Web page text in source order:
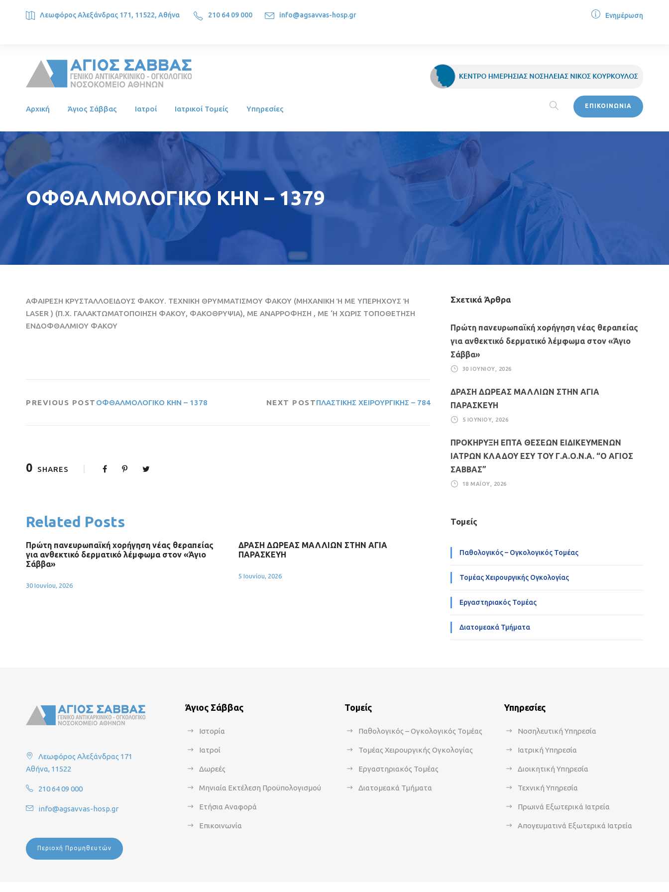
Λεωφόρος Αλεξάνδρας 171, 11522, Αθήνα 210 64 09 000 info@agsavvas-hosp.gr Ενημέρωση
Αρχική Άγιος Σάββας Ιατροί Ιατρικοί Τομείς Υπηρεσίες ΕΠΙΚΟΙΝΩΝΙΑ
ΟΦΘΑΛΜΟΛΟΓΙΚΟ ΚΗΝ – 1379
ΑΦΑΙΡΕΣΗ ΚΡΥΣΤΑΛΛΟΕΙΔΟΥΣ ΦΑΚΟΥ. ΤΕΧΝΙΚΗ ΘΡΥΜΜΑΤΙΣΜΟΥ ΦΑΚΟΥ (ΜΗΧΑΝΙΚΗ Ή ΜΕ ΥΠΕΡΗΧΟΥΣ Ή
LASER ) (Π.Χ. ΓΑΛΑΚΤΩΜΑΤΟΠΟΙΗΣΗ ΦΑΚΟΥ, ΦΑΚΟΘΡΥΨΙΑ), ΜΕ ΑΝΑΡΡΟΦΗΣΗ , ΜΕ ‘Η ΧΩΡΙΣ ΤΟΠΟΘΕΤΗΣΗ
ΕΝΔΟΦΘΑΛΜΙΟΥ ΦΑΚΟΥ
PREVIOUS POST ΟΦΘΑΛΜΟΛΟΓΙΚΟ ΚΗΝ – 1378 NEXT POSTΠΛΑΣΤΙΚΗΣ ΧΕΙΡΟΥΡΓΙΚΗΣ – 784
0 SHARES
Related Posts
Πρώτη πανευρωπαϊκή χορήγηση νέας θεραπείας
για ανθεκτικό δερματικό λέμφωμα στον «Άγιο
Σάββα»
30 Ιουνίου, 2026
ΔΡΑΣΗ ΔΩΡΕΑΣ ΜΑΛΛΙΩΝ ΣΤΗΝ ΑΓΙΑ
ΠΑΡΑΣΚΕΥΗ
5 Ιουνίου, 2026
Σχετικά Άρθρα
Πρώτη πανευρωπαϊκή χορήγηση νέας θεραπείας
για ανθεκτικό δερματικό λέμφωμα στον «Άγιο
Σάββα»
30 ΙΟΥΝΊΟΥ, 2026
ΔΡΑΣΗ ΔΩΡΕΑΣ ΜΑΛΛΙΩΝ ΣΤΗΝ ΑΓΙΑ
ΠΑΡΑΣΚΕΥΗ
5 ΙΟΥΝΊΟΥ, 2026
ΠΡΟΚΗΡΥΞΗ ΕΠΤΑ ΘΕΣΕΩΝ ΕΙΔΙΚΕΥΜΕΝΩΝ
ΙΑΤΡΩΝ ΚΛΑΔΟΥ ΕΣΥ ΤΟΥ Γ.Α.Ο.Ν.Α. “Ο ΑΓΙΟΣ
ΣΑΒΒΑΣ”
18 ΜΑΪ́ΟΥ, 2026
Τομείς
Παθολογικός – Ογκολογικός Τομέας
Τομέας Χειρουργικής Ογκολογίας
Εργαστηριακός Τομέας
Διατομεακά Τμήματα
Λεωφόρος Αλεξάνδρας 171
Αθήνα, 11522
210 64 09 000
info@agsavvas-hosp.gr
Περιοχή Προμηθευτών
Άγιος Σάββας
Ιστορία
Ιατροί
Δωρεές
Μηνιαία Εκτέλεση Προϋπολογισμού
Ετήσια Αναφορά
Επικοινωνία
Τομείς
Παθολογικός – Ογκολογικός Τομέας
Τομέας Χειρουργικής Ογκολογίας
Εργαστηριακός Τομέας
Διατομεακά Τμήματα
Υπηρεσίες
Νοσηλευτική Υπηρεσία
Ιατρική Υπηρεσία
Διοικητική Υπηρεσία
Τεχνική Υπηρεσία
Πρωινά Εξωτερικά Ιατρεία
Απογευματινά Εξωτερικά Ιατρεία